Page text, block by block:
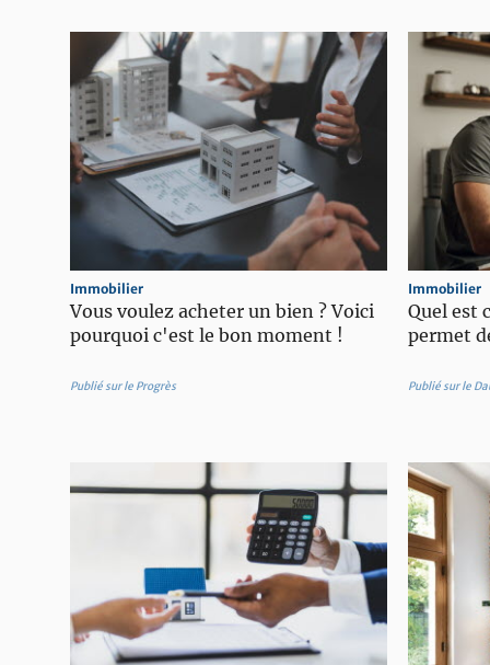
Immobilier
Vous voulez acheter un bien ? Voici
pourquoi c'est le bon moment !
Publié sur le Progrès
Immobilier
Quel est
permet
Publié sur le